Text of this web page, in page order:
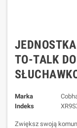
TO-TALK
Marka
Indeks
Zwiększ swoją